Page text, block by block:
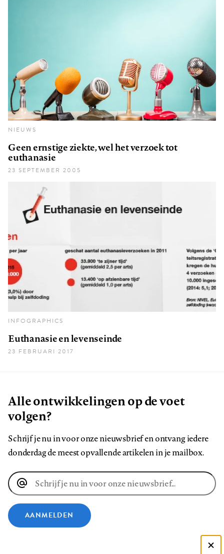
NIEUWS
Geen ernstige ziekte, wel het verzoek tot
euthanasie
23 SEPTEMBER 2005
INFOGRAPHICS
Euthanasie en levenseinde
23 FEBRUARI 2017
Alle ontwikkelingen op de voet
volgen?
Schrijf je nu in voor onze nieuwsbrief en ontvang iedere
donderdag de meest opvallende artikelen in je mailbox.
E-
mailadres
AANMELDEN